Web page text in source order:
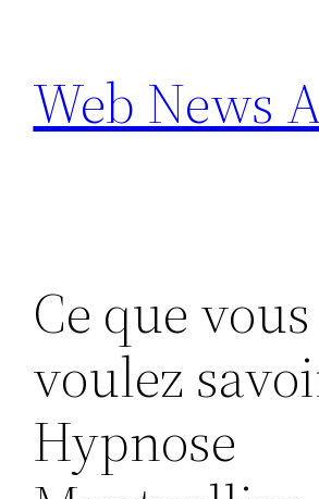
contenu
Web News
Ce que vous
voulez
Hypnose